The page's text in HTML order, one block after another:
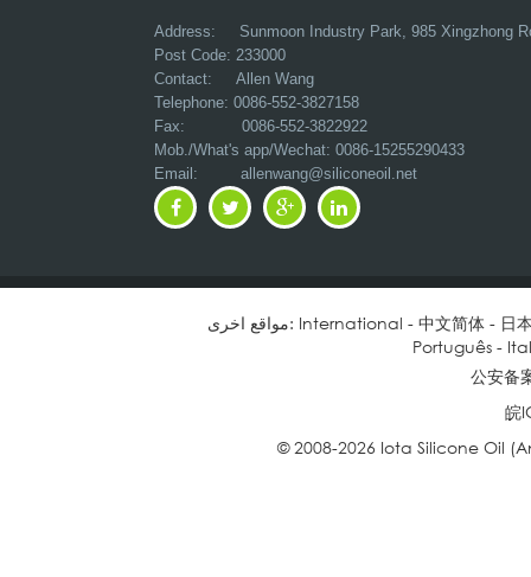
Address: Sunmoon Industry Park, 985 Xingzhong
Post Code: 233000
Contact: Allen Wang
Telephone: 0086-552-3827158
Fax: 0086-552-3822922
Mob./What's app/Wechat: 0086-15255290433
Email: allenwang@siliconeoil.net
مواقع اخرى: International - 中文简体- 日
Português -
公安备
皖